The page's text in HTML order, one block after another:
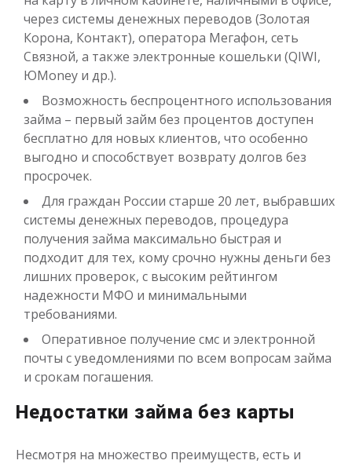
через системы денежных переводов (Золотая
Корона, Контакт), оператора Мегафон, сеть
Связной, а также электронные кошельки (QIWI,
ЮMoney и др.).
Возможность беспроцентного использования
займа – первый займ без процентов доступен
бесплатно для новых клиентов, что особенно
выгодно и способствует возврату долгов без
просрочек.
Для граждан России старше 20 лет, выбравших
системы денежных переводов, процедура
получения займа максимально быстрая и
подходит для тех, кому срочно нужны деньги без
лишних проверок, с высоким рейтингом
надежности МФО и минимальными
требованиями.
Оперативное получение смс и электронной
почты с уведомлениями по всем вопросам займа
и срокам погашения.
Недостатки займа без карты
Несмотря на множество преимуществ, есть и